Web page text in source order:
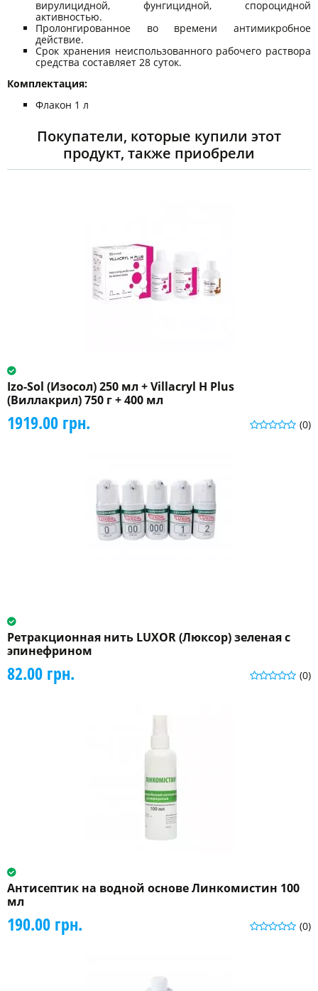
вирулицидной, фунгицидной, спороцидной
активностью.
Пролонгированное во времени антимикробное
действие.
Срок хранения неиспользованного рабочего раствора
средства составляет 28 суток.
Комплектация:
Флакон 1 л
Покупатели, которые купили этот
продукт, также приобрели
Izo-Sol (Изосол) 250 мл + Villacryl H Plus
(Виллакрил) 750 г + 400 мл
(0)
1919.00 грн.
Ретракционная нить LUXOR (Люксор) зеленая с
эпинефрином
(0)
82.00 грн.
Антисептик на водной основе Линкомистин 100
мл
(0)
190.00 грн.